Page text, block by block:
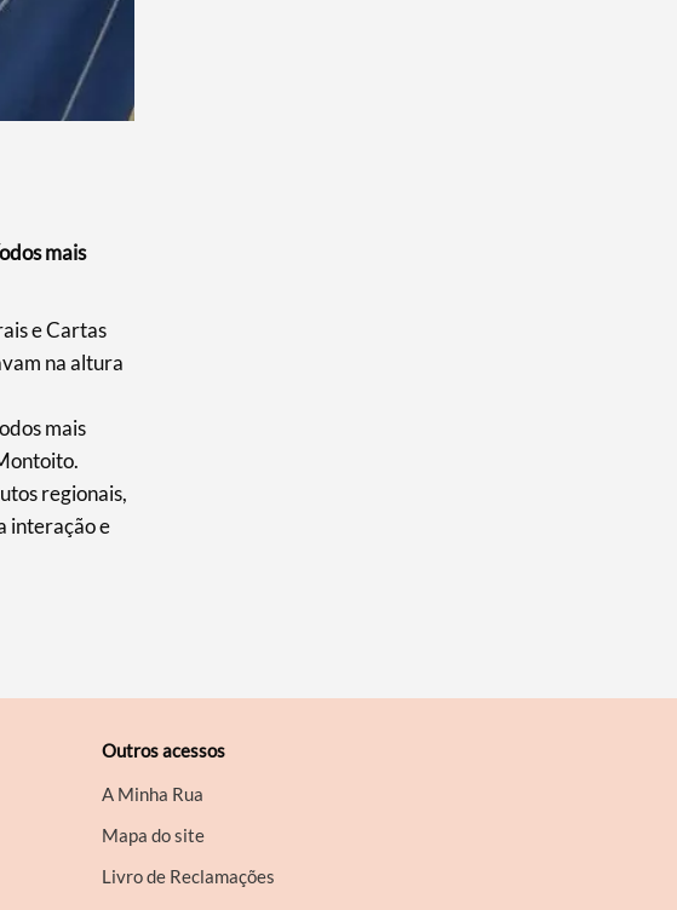
mais
e Cartas
na altura
mais
regionais,
interação e
Outros acessos
A Minha Rua
Mapa do site
Livro de Reclamações